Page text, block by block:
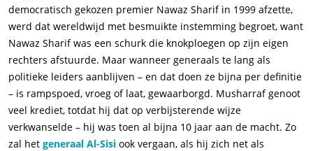
democratisch gekozen premier Nawaz Sharif in 1999 afzette,
werd dat wereldwijd met besmuikte instemming begroet, want
Nawaz Sharif was een schurk die knokploegen op zijn eigen
rechters afstuurde. Maar wanneer generaals te lang als
politieke leiders aanblijven – en dat doen ze bijna per definitie
– is rampspoed, vroeg of laat, gewaarborgd. Musharraf genoot
veel krediet, totdat hij dat op verbijsterende wijze
verkwanselde – hij was toen al bijna 10 jaar aan de macht. Zo
zal het generaal Al-Sisi ook vergaan, als hij zich net als